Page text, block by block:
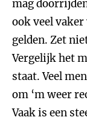
mag
ook veel
gelden. Zet
Vergelijk het
staat. Veel
om ‘m weer
Vaak is een